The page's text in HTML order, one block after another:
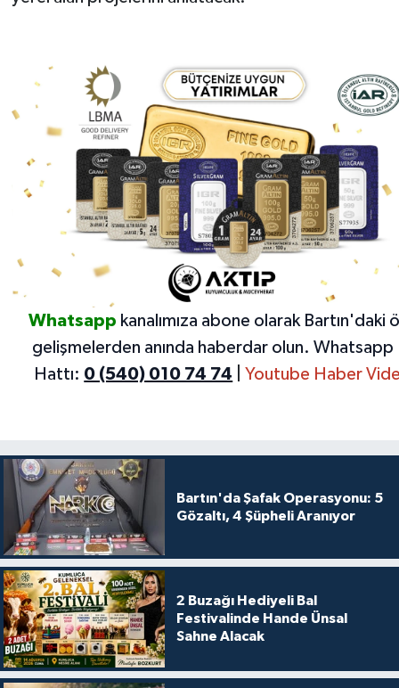
Whatsapp kanalımıza abone olarak Bartın'daki
gelişmelerden anında haberdar olun. Whatsapp
Hattı: 0 (540) 010 74 74 Youtube Haber
Bartın'da Şafak Operasyonu: 5
Gözaltı, 4 Şüpheli Aranıyor
2 Buzağı Hediyeli Bal
Festivalinde Hande Ünsal
Sahne Alacak